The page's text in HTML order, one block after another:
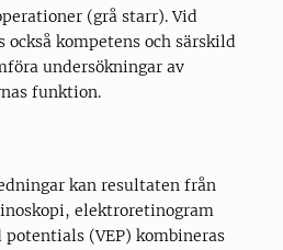
(grå starr). Vid
kompetens och särskild
undersökningar av
funktion.
kan resultaten från
elektroretinogram
potentials (VEP) kombineras